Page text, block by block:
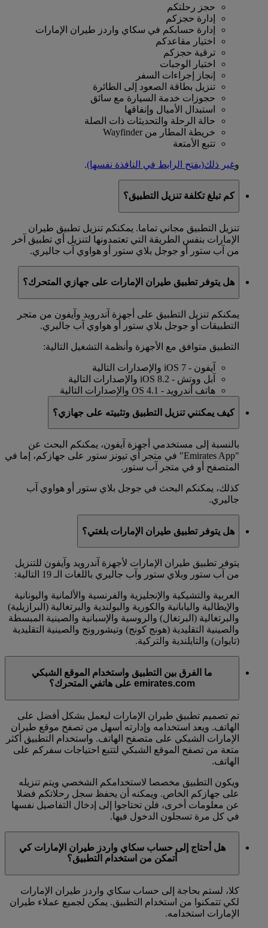
حجز رحلتكم
إدارة حجزكم
إدارة حسابكم في سكاي واردز طيران الإمارات
اختيار مقاعدكم
ترقية حجزكم
اختيار الوجبات
إنجاز إجراءات السفر
تنزيل بطاقة الصعود إلى الطائرة
حجوزات خدمة السيارة مع سائق
استبدال الأميال وإنفاقها
حالة الرحلة والتحديثات ذات الصلة
خريطة المطار من Wayfinder
تتبع الأمتعة
وغير ذلك(يفتح الرابط في النافذة نفسها).
كم تبلغ تكلفة تنزيل التطبيق؟
تنزيل التطبيق مجاني تماما. يمكنكم تنزيل تطبيق طيران
الإمارات بنفس الطريقة التي تعتمدونها لتنزيل أي تطبيق آخر
من آب ستور أو جوجل بلاي ستور أو هواوي آب جاليري.
هل يتوفر تطبيق طيران الإمارات على جهازي المتحرك؟
يمكنكم تنزيل التطبيق على أجهزة آندرويد وآيفون من متجر
التطبيقات أو جوجل بلاي ستور أو هواوي آب جاليري.
التطبيق متوافق مع الأجهزة وأنظمة التشغيل التالية:
آيفون - iOS 7 والإصدارات التالية
آبل ووتش - iOS 8.2 والإصدارات التالية
هاتف أندرويد - OS 4.1 والإصدارات التالية
كيف يمكنني تنزيل التطبيق وتثبيته على جهازي؟
بالنسبة إلى مستخدمي أجهزة آيفون، يمكنكم البحث عن
"Emirates App" في متجر آي تيونز ستور على جهازكم، إما في
المتصفح أو في متجر آب ستور.
كذلك، يمكنكم البحث في جوجل بلاي ستور أو هواوي آب
جاليري.
هل يتوفر تطبيق طيران الإمارات بلغتي؟
يتوفر تطبيق طيران الإمارات لأجهزة آندرويد وآيفون للتنزيل
من آب ستور وبلاي ستور وآب جاليري باللغات الـ 19 التالية:
العربية والتشيكية والإنجليزية والفرنسية والألمانية واليونانية
والإيطالية واليابانية والكورية والبولندية والبرتغالية (البرازيلية)
والبرتغالية (البرتغال) والروسية والإسبانية والصينية المبسطة
والصينية التقليدية (هونج كونج) وتيشورونج والصينية التقليدية
(تايوان) والتايلندية والتركية.
ما الفرق بين التطبيق واستخدام الموقع الشبكي
emirates.com على هاتفي المتحرك؟
تم تصميم تطبيق طيران الإمارات ليعمل بشكل أفضل على
الهاتف. ويعد استخدامه وإدارته أسهل من تصفح موقع طيران
الإمارات الشبكي على متصفح الهاتف. واستخدام التطبيق أكثر
متعة من تصفح الموقع الشبكي لتتبع احتياجات سفركم على
الهاتف.
ويكون التطبيق مخصصا لاستخدامكم الشخصي ويتم تنزيله
على جهازكم الخاص. ويمكنه أن يحفظ سجل رحلاتكم فضلا
عن معلومات أخرى، فلن تحتاجوا إلى إدخال التفاصيل نفسها
في كل مرة تسجلون الدخول فيها.
هل أحتاج إلى حساب سكاي واردز طيران الإمارات كي
أتمكن من استخدام التطبيق؟
كلا، لستم بحاجة إلى حساب سكاي واردز طيران الإمارات
لكي تتمكنوا من استخدام التطبيق. يمكن لجميع عملاء طيران
الإمارات استخدامه.